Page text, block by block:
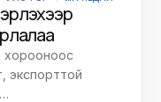
хорооноос
экспорттой